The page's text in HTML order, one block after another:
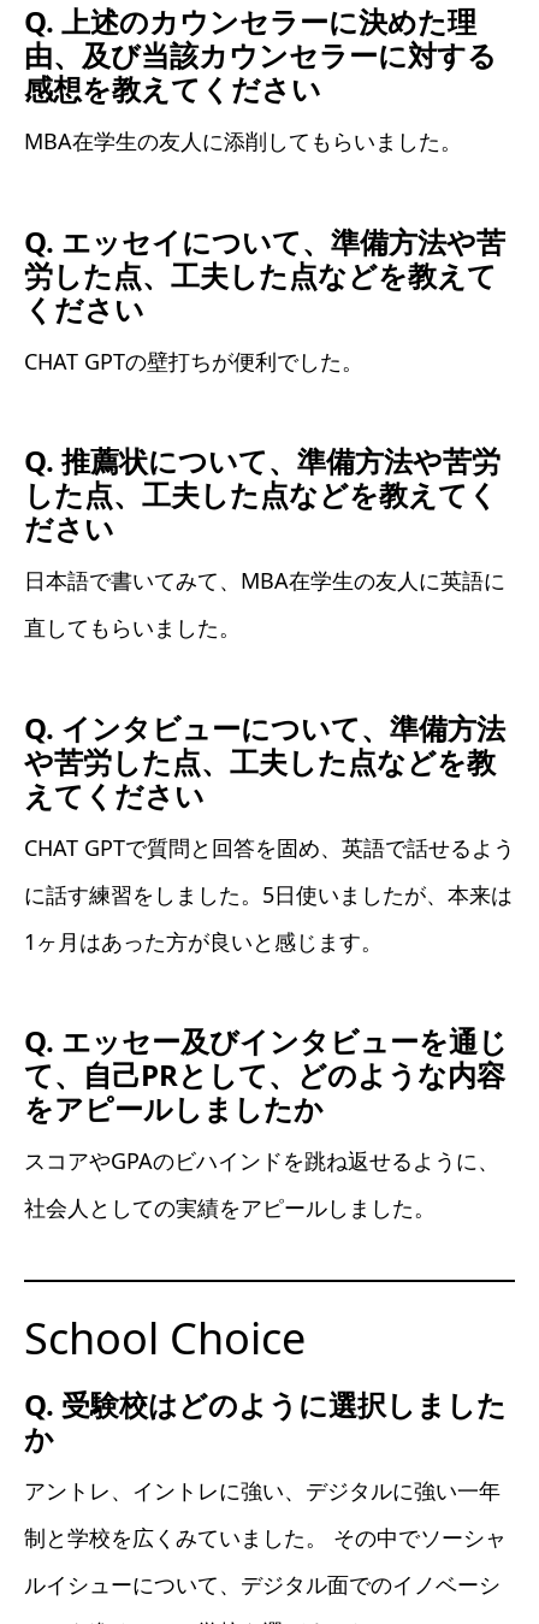
Q. 上述のカウンセラーに決めた理
由、及び当該カウンセラーに対する
感想を教えてください
MBA在学生の友人に添削してもらいました。
Q. エッセイについて、準備方法や苦
労した点、工夫した点などを教えて
ください
CHAT GPTの壁打ちが便利でした。
Q. 推薦状について、準備方法や苦労
した点、工夫した点などを教えてく
ださい
日本語で書いてみて、MBA在学生の友人に英語に
直してもらいました。
Q. インタビューについて、準備方法
や苦労した点、工夫した点などを教
えてください
CHAT GPTで質問と回答を固め、英語で話せるよう
に話す練習をしました。5日使いましたが、本来は
1ヶ月はあった方が良いと感じます。
Q. エッセー及びインタビューを通じ
て、自己PRとして、どのような内容
をアピールしましたか
スコアやGPAのビハインドを跳ね返せるように、
社会人としての実績をアピールしました。
School Choice
Q. 受験校はどのように選択しました
か
アントレ、イントレに強い、デジタルに強い一年
制と学校を広くみていました。 その中でソーシャ
ルイシューについて、デジタル面でのイノベーシ